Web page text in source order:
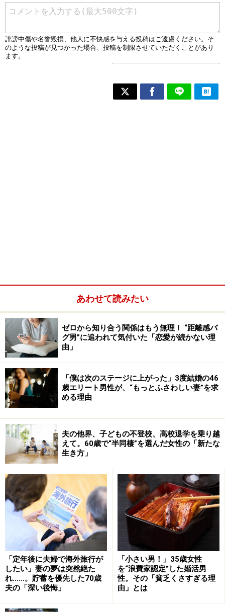
あわせて読みたい
ゼロから知り合う関係はもう無理！ “距離感バ
グ男”に追われて気付いた「恋愛が続かない理
由」
「僕は次のステージに上がった」3度結婚の46
歳エリート男性が、“もっとふさわしい妻”を求
める理由
夫の他界、子どもの不登校、高校退学を乗り越
えて。60歳で“半同棲”を選んだ女性の「新たな
生き方」
「定年後に夫婦で海外旅行が
したい」妻の夢は突然絶た
れ……。貯蓄を優先した70歳
夫の「深い後悔」
「小さい男！」35歳女性
を“浪費家認定”した婚活男
性。その「貧乏くさすぎる理
由」とは